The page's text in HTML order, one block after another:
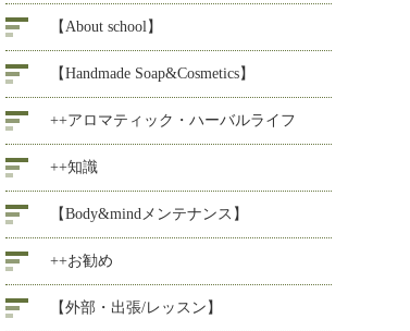
【About school】
【Handmade Soap&Cosmetics】
++アロマティック・ハーバルライフ
++知識
【Body&mindメンテナンス】
++お勧め
【外部・出張/レッスン】